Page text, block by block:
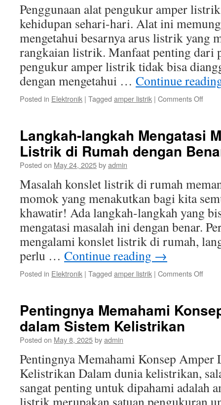
Penggunaan alat pengukur amper
kehidupan sehari-hari. Alat ini
mengetahui besarnya arus listrik yang
rangkaian listrik. Manfaat penting dari
pengukur amper listrik tidak bisa
dengan mengetahui … Continue
Posted in Elektronik | Tagged amper listrik | Comments Offon
Alat
Langkah-langkah Mengatasi
Listrik di Rumah dengan
Posted on May 24, 2025byadmin
Masalah konslet listrik di rumah
momok yang menakutkan bagi kita
khawatir! Ada langkah-langkah yang
mengatasi masalah ini dengan benar.
mengalami konslet listrik di rumah,
perlu … Continue reading →
Posted in Elektronik | Tagged amper listrik | Comments Offon
Pentingnya Memahami
dalam Sistem Kelistrikan
Posted on May 8, 2025byadmin
Pentingnya Memahami Konsep
Kelistrikan Dalam dunia kelistrikan,
sangat penting untuk dipahami adalah
listrik merupakan satuan pengukuran